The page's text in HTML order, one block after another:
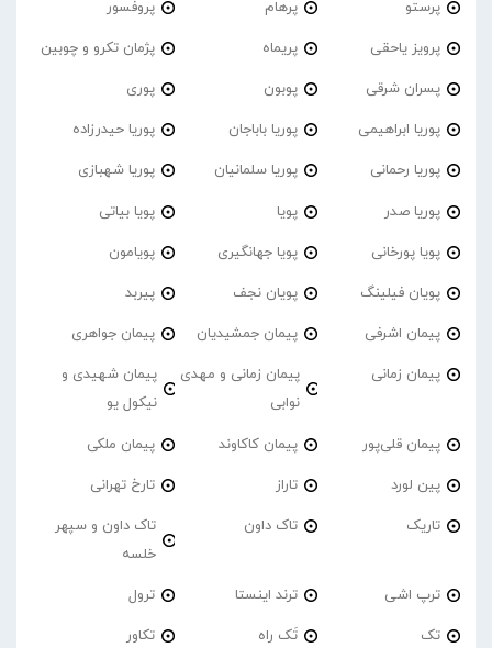
پرستو پرهام پروفسور
پرویز یاحقی پریماه پژمان تکرو و چوبین
پسران شرقی پوبون پوری
پوریا ابراهیمی پوریا باباجان پوریا حیدرزاده
پوریا رحمانی پوریا سلمانیان پوریا شهبازی
پوریا صدر پویا پویا بیاتی
پویا پورخانی پویا جهانگیری پویامون
پویان فیلینگ پویان نجف پیربد
پیمان اشرفی پیمان جمشیدیان پیمان جواهری
پیمان زمانی
پیمان زمانی و مهدی
نوابی
پیمان شهیدی و
نیکول یو
پیمان قلی‌پور پیمان کاکاوند پیمان ملکی
پین لورد تاراز تارخ تهرانی
تاریک تاک داون
تاک داون و سپهر
خلسه
ترپ اشی ترند اینستا ترول
تک تَک راه تکاور